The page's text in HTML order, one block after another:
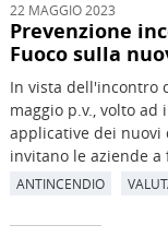
22 MAGGIO 2023
Prevenzione
Fuoco sulla
In vista dell'incontro
maggio p.v., volto
applicative dei nuovi
invitano le aziende
ANTINCENDIO